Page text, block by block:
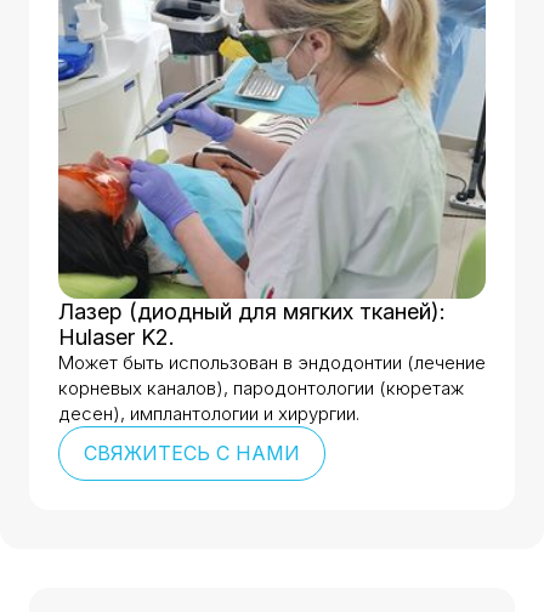
Лазер (диодный для мягких тканей):
Hulaser K2.
Может быть использован в эндодонтии (лечение
корневых каналов), пародонтологии (кюретаж
десен), имплантологии и хирургии.
СВЯЖИТЕСЬ С НАМИ